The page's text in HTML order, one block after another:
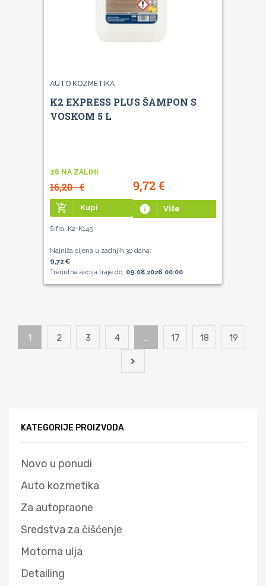
AUTO KOZMETIKA
K2 EXPRESS PLUS ŠAMPON S
VOSKOM 5 L
26 NA ZALIHI
16,20€ 9,72€
add_shopping_cart Kupi info Više
Šifra: K2-K145
Najniža cijena u zadnjih 30 dana:
9,72 €
Trenutna akcija traje do: 09.08.2026 00:00
1 2 3 4 … 17 18 19
KATEGORIJE PROIZVODA
Novo u ponudi
Auto kozmetika
Za autopraone
Sredstva za čišćenje
Motorna ulja
Detailing